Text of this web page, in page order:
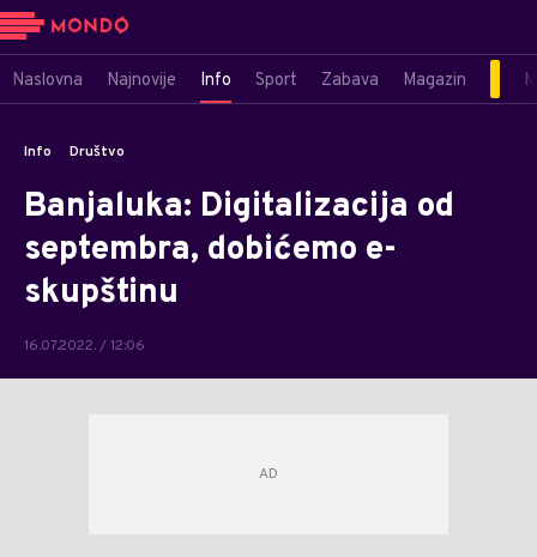
Naslovna Najnovije Info Sport Zabava Magazin
Info Društvo
Banjaluka: Digitalizacija od
septembra, dobićemo e-
skupštinu
16.07.2022. / 12:06